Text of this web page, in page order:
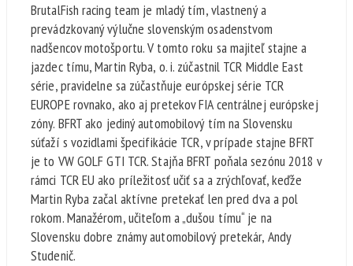
BrutalFish racing team je mladý tím, vlastnený a
prevádzkovaný výlučne slovenským osadenstvom
nadšencov motošportu. V tomto roku sa majiteľ stajne a
jazdec tímu, Martin Ryba, o. i. zúčastnil TCR Middle East
série, pravidelne sa zúčastňuje európskej série TCR
EUROPE rovnako, ako aj pretekov FIA centrálnej európskej
zóny. BFRT ako jediný automobilový tím na Slovensku
súťaží s vozidlami špecifikácie TCR, v prípade stajne BFRT
je to VW GOLF GTI TCR. Stajňa BFRT poňala sezónu 2018 v
rámci TCR EU ako príležitosť učiť sa a zrýchľovať, keďže
Martin Ryba začal aktívne pretekať len pred dva a pol
rokom. Manažérom, učiteľom a „dušou tímu“ je na
Slovensku dobre známy automobilový pretekár, Andy
Studenič.